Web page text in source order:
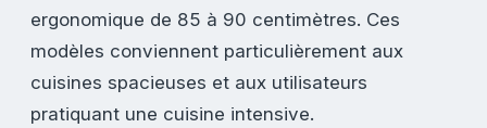
ergonomique de 85 à 90 centimètres. Ces
modèles conviennent particulièrement aux
cuisines spacieuses et aux utilisateurs
pratiquant une cuisine intensive.